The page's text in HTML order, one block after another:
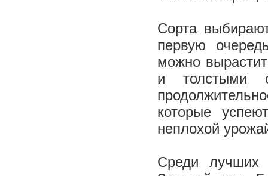
Сорта
первую
можно
и толстыми
которые
неплохой
Среди лучших